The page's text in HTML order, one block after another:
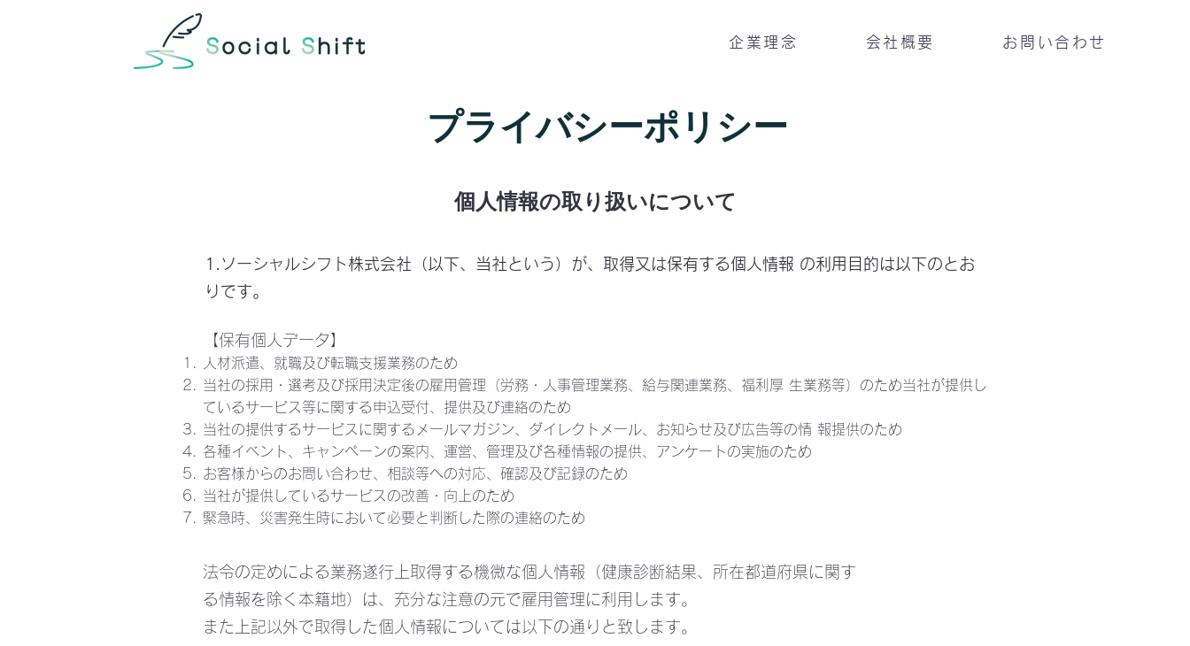
企業理念 会社概要 お問い合わせ
プライバシーポリシー
個人情報の取 り扱いについて
【保有個人データ】
人材派遣、就職及び転職支援業務のため
当社の採用・選考及び採用決定後の雇用管理（労務・人事管理業務、給与関連業務、福利厚 生業務等）のため当社が提供し
ているサービス等に関する申込受付、提供及び連絡のため
当社の提供するサービスに関するメールマガジン、ダイレクトメール、お知らせ及び広告等の情 報提供のため
各種イベント、キャンペーンの案内、運営、管理及び各種情報の提供、アンケートの実施のため
お客様からのお問い合わせ、相談等への対応、確認及び記録のため
当社が提供しているサービスの改善・向上のため
緊急時、災害発生時において必要と判断した際の連絡のため
法令の定めによる業務遂行上取得する機微な個人情報（健康診断結果、所在都道府県に関す
る情報を除く本籍地）は、充分な注意の元で雇用管理に利用します。
また上記以外で取得した個人情報については以下の通りと致します。
1.ソーシャルシフト株式会社（以下、当社という）が、取得又は保有する個人情報 の利用目的は以下のとお
りです。